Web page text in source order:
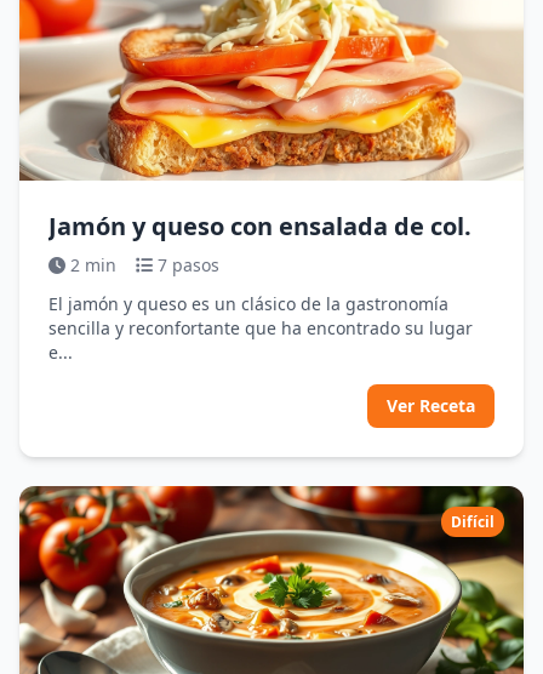
Jamón y queso con ensalada de col.
2 min
7 pasos
El jamón y queso es un clásico de la gastronomía
sencilla y reconfortante que ha encontrado su lugar
e...
Ver Receta
Difícil